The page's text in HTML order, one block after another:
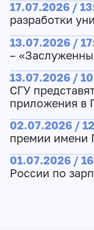
17.07.2026 /
разработки
13.07.2026 /
–
13.07.2026 /
СГУ
приложения в
02.07.2026 /
премии имени
01.07.2026 /
России по